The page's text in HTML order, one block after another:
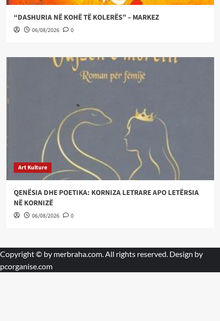
“DASHURIA NË KOHË TË KOLERËS” – MARKEZ
06/08/2026 0
Art Kulture
QENËSIA DHE POETIKA: KORNIZA LETRARE APO LETËRSIA
NË KORNIZË
06/08/2026 0
Copyright © by merbraha.com. All rights reserved. Design by
pcorganise.com